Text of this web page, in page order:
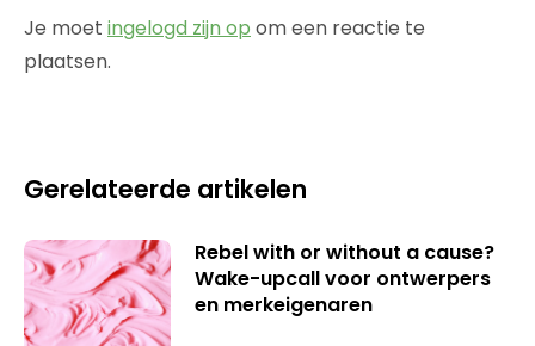
Je moet ingelogd zijn op om een reactie te
plaatsen.
Gerelateerde artikelen
Rebel with or without a cause?
Wake-upcall voor ontwerpers
en merkeigenaren